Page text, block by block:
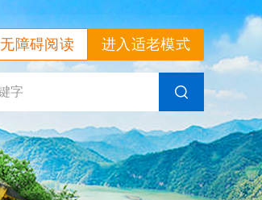
进入适老模式
无障碍阅读